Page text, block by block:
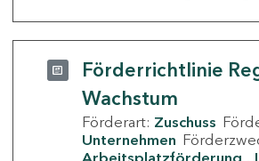
Förderrichtlinie
Wachstum
Förderart: Zuschuss
Unternehmen